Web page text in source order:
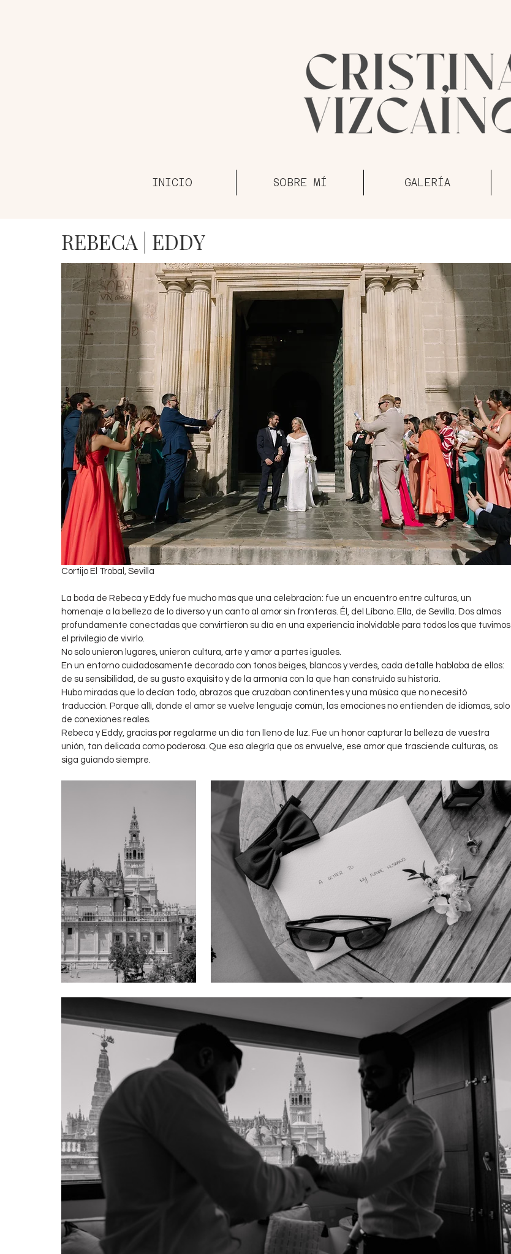
INICIO SOBRE MÍ GALERÍA
REBECA | EDDY
Cortijo El Trobal, Sevilla
La boda de Rebeca y Eddy fue mucho más que una celebración: fue un encuentro entre culturas, un
homenaje a la belleza de lo diverso y un canto al amor sin fronteras. Él, del Líbano. Ella, de Sevilla. Dos almas
profundamente conectadas que convirtieron su día en una experiencia inolvidable para todos los que tuvimos
el privilegio de vivirlo.
No solo unieron lugares, unieron cultura, arte y amor a partes iguales.
En un entorno cuidadosamente decorado con tonos beiges, blancos y verdes, cada detalle hablaba de ellos:
de su sensibilidad, de su gusto exquisito y de la armonía con la que han construido su historia.
Hubo miradas que lo decían todo, abrazos que cruzaban continentes y una música que no necesitó
traducción. Porque allí, donde el amor se vuelve lenguaje común, las emociones no entienden de idiomas, solo
de conexiones reales.
Rebeca y Eddy, gracias por regalarme un día tan lleno de luz. Fue un honor capturar la belleza de vuestra
unión, tan delicada como poderosa. Que esa alegría que os envuelve, ese amor que trasciende culturas, os
siga guiando siempre.